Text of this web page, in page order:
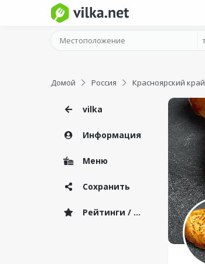
Домой Россия Красноярский край
vilka
Информация
Меню
Сохранить
Рейтинги / Отзывы